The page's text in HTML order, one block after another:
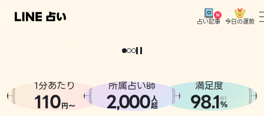
占い記事 今日の運勢
相談事例
どうせなら
。
1分あたり
110円〜
所属占い師
2,000人
超
満足度
98.1※1
%